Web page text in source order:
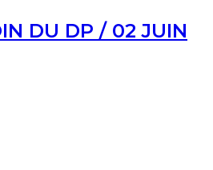
DU DP / 02 JUIN